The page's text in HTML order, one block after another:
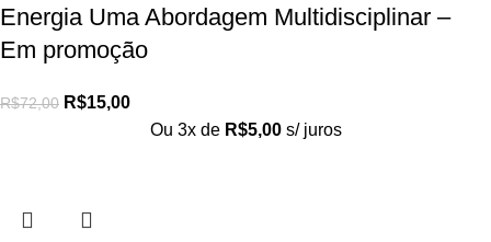
Energia Uma Abordagem Multidisciplinar –
Em promoção
R$72,00 R$15,00
Ou 3x de R$5,00 s/ juros